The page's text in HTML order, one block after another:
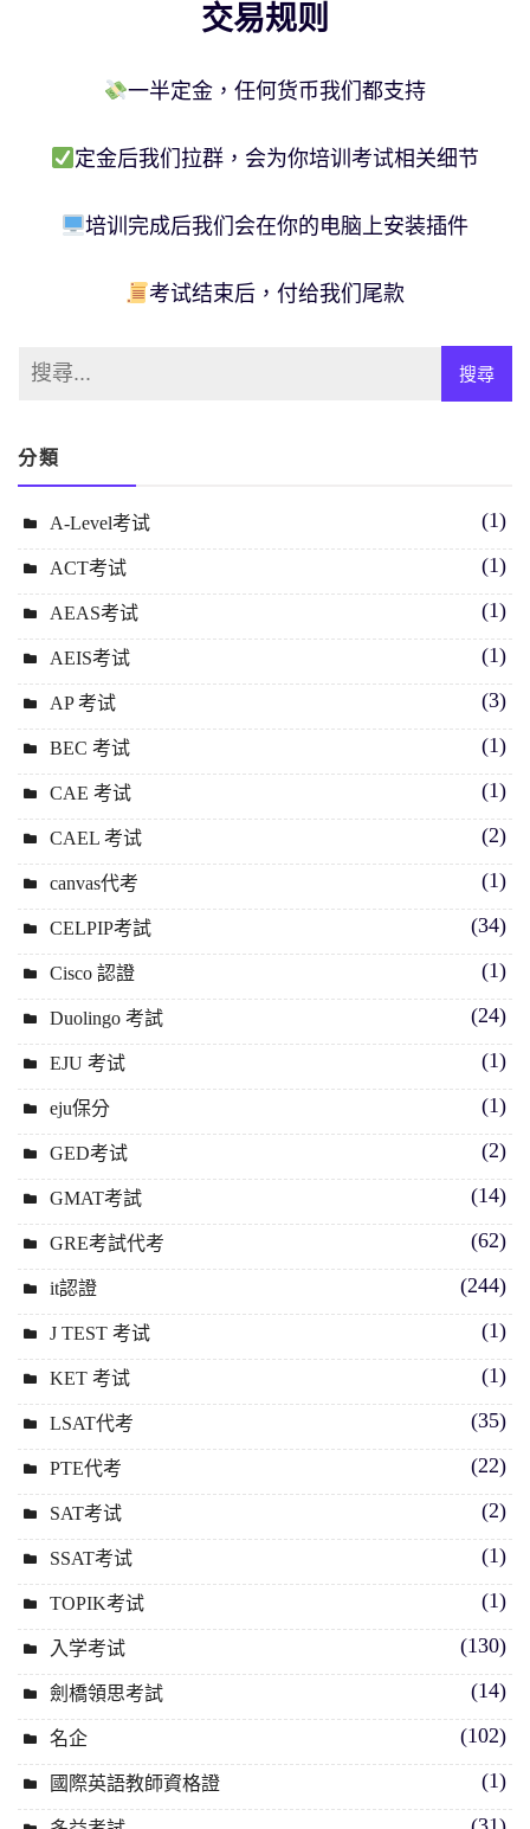
交易规则
一半定金，任何货币我们都支持
定金后我们拉群，会为你培训考试相关细节
培训完成后我们会在你的电脑上安装插件
考试结束后，付给我们尾款
分類
A-Level考试 (1)
ACT考试 (1)
AEAS考试 (1)
AEIS考试 (1)
AP 考试 (3)
BEC 考试 (1)
CAE 考试 (1)
CAEL 考试 (2)
canvas代考 (1)
CELPIP考試 (34)
Cisco 認證 (1)
Duolingo 考試 (24)
EJU 考试 (1)
eju保分 (1)
GED考试 (2)
GMAT考試 (14)
GRE考試代考 (62)
it認證 (244)
J TEST 考试 (1)
KET 考试 (1)
LSAT代考 (35)
PTE代考 (22)
SAT考试 (2)
SSAT考试 (1)
TOPIK考试 (1)
入学考试 (130)
劍橋領思考試 (14)
名企 (102)
國際英語教師資格證 (1)